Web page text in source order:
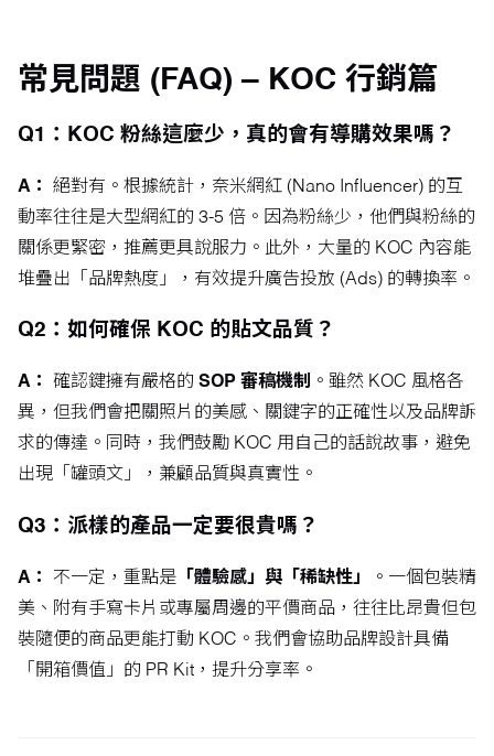
常見問題 (FAQ) – KOC 行銷篇
Q1：KOC 粉絲這麼少，真的會有導購效果嗎？
A：
絕對有。根據統計，奈米網紅 (Nano Influencer) 的互
動率往往是大型網紅的 3-5 倍。因為粉絲少，他們與粉絲的
關係更緊密，推薦更具說服力。此外，大量的 KOC 內容能
堆疊出「品牌熱度」，有效提升廣告投放 (Ads) 的轉換率。
Q2：如何確保 KOC 的貼文品質？
A： 確認鍵擁有嚴格的 SOP 審稿機制 。雖然 KOC 風格各
異，但我們會把關照片的美感、關鍵字的正確性以及品牌訴
求的傳達。同時，我們鼓勵 KOC 用自己的話說故事，避免
出現「罐頭文」，兼顧品質與真實性。
Q3：派樣的產品一定要很貴嗎？
A： 不一定，重點是 「體驗感」與「稀缺性」
。一個包裝精
美、附有手寫卡片或專屬周邊的平價商品，往往比昂貴但包
裝隨便的商品更能打動 KOC。我們會協助品牌設計具備
「開箱價值」的 PR Kit，提升分享率。